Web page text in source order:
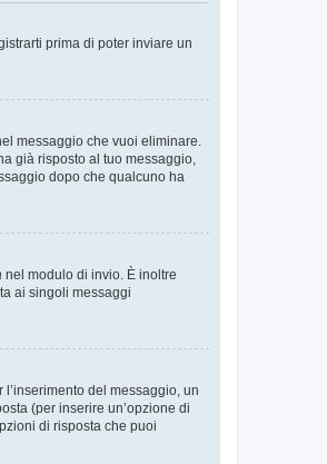
prima di poter inviare un
messaggio che vuoi eliminare.
già risposto al tuo messaggio,
dopo che qualcuno ha
nel modulo di invio. È inoltre
ai singoli messaggi
del messaggio, un
(per inserire un’opzione di
di risposta che puoi